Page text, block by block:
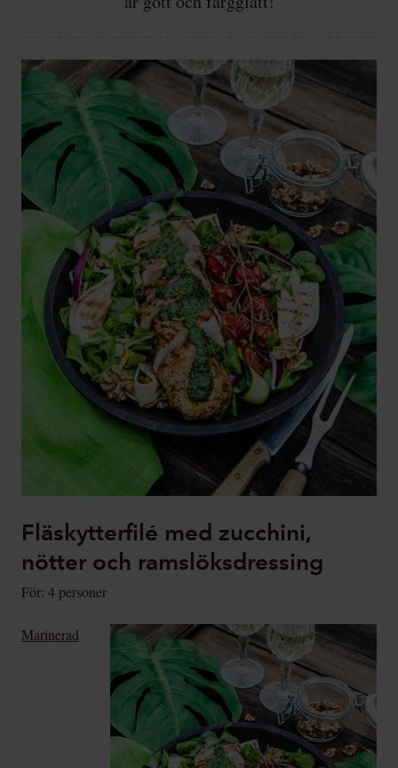
Fläskytterfilé med zucchini,
nötter och ramslöksdressing
För: 4 personer
Marinerad